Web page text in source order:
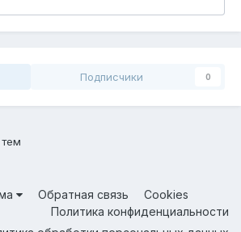
Подписчики 0
Обратная связь
Cookies
Политика конфиденциальности